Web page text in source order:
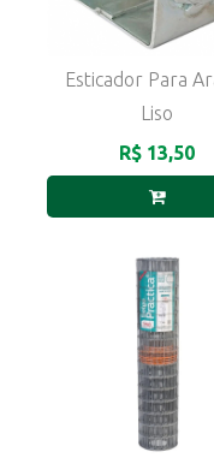
Esticador Para
Liso
R$ 13,50